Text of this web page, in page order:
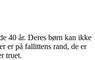
40 år. Deres børn kan ikke
er på fallittens rand, de er
truet.